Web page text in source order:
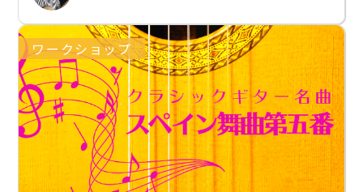
ワークショップ